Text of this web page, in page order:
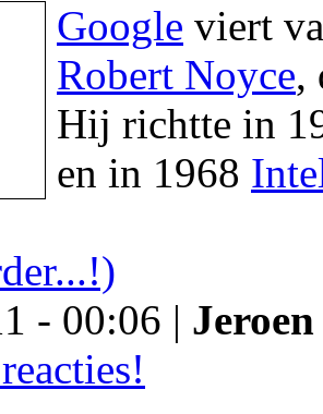
Google viert
Robert Noyce,
Hij richtte in
en in 1968
- 00:06 |